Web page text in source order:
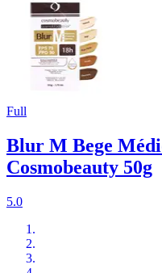
Full
Blur M Bege
Cosmobeauty 50g
5.0